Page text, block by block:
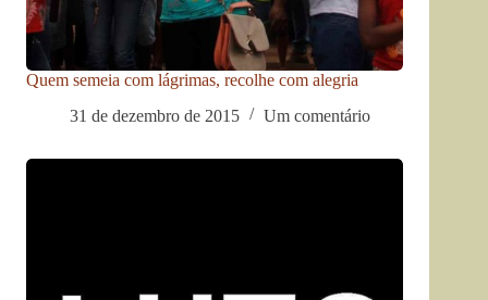
Quem semeia com lágrimas, recolhe com alegria
31 de dezembro de 2015
Um comentário